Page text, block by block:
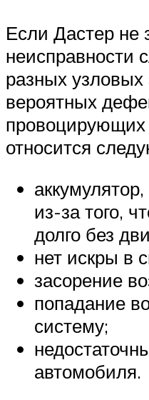
Если Дастер не
неисправности
разных
вероятных
относится
из-за того,
долго без
нет искры в
засорение
попадание
систему;
автомобиля.